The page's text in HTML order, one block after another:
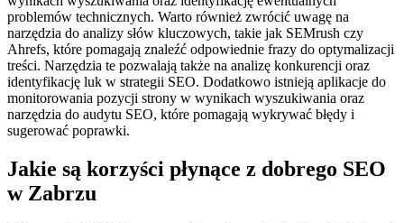
problemów technicznych. Warto również zwrócić uwagę na
narzędzia do analizy słów kluczowych, takie jak SEMrush czy
Ahrefs, które pomagają znaleźć odpowiednie frazy do optymalizacji
treści. Narzędzia te pozwalają także na analizę konkurencji oraz
identyfikację luk w strategii SEO. Dodatkowo istnieją aplikacje do
monitorowania pozycji strony w wynikach wyszukiwania oraz
narzędzia do audytu SEO, które pomagają wykrywać błędy i
sugerować poprawki.
Jakie są korzyści płynące z dobrego SEO
w Zabrzu